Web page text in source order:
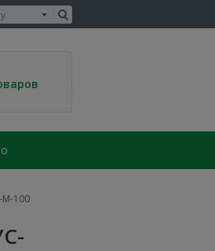
М-100